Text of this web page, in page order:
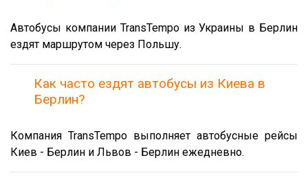
Автобусы компании TransTempo из Украины в Берлин
ездят маршрутом через Польшу.
Как часто ездят автобусы из Киева в
Берлин?
Компания TransTempo выполняет автобусные рейсы
Киев - Берлин и Львов - Берлин ежедневно.